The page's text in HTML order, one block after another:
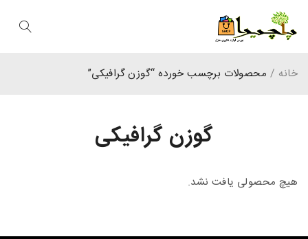
گوزن گرافیکی
خانه / محصولات برچسب خورده “گوزن گرافیکی”
هیچ محصولی یافت نشد.